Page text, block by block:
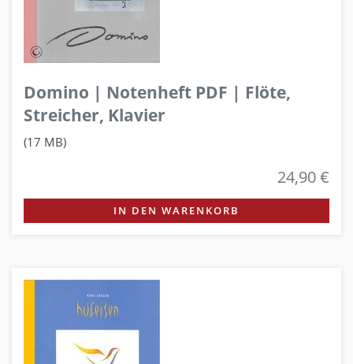
Domino | Notenheft PDF | Flöte,
Streicher, Klavier
(17 MB)
24,90 €
IN DEN WARENKORB